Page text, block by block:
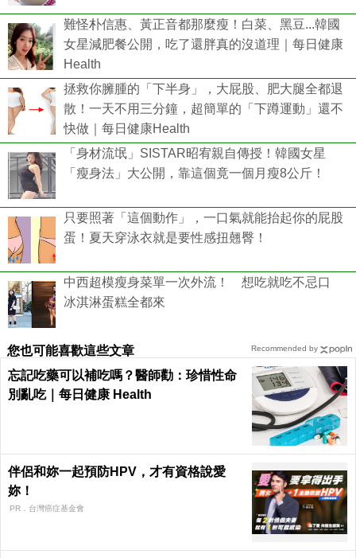
難怪朴信惠、黃正音都那麼瘦！白菜、黑豆...韓國
女星減肥餐公開，吃了還胖真的沒道理｜每日健康
Health
拯救你臃腫的「下半身」，大屁股、肥大腿全都退
散！一天不用三分鐘，超簡單的「下蹲運動」還不
快做｜每日健康Health
「身材流氓」SISTAR昭宥親自傳授！韓國女星
「瘦身法」大公開，靠這個竟一個月瘦8公斤！
只要照著「這個動作」，一口氣就能抬起你的屁股
蛋！夏天穿泳衣就是要性感扭翹臀！
中西超模瘦身菜單一次外流！ 想吃就吃不忌口
冰淇淋蛋糕全都來
您也可能喜歡這些文章
忘記吃藥可以補吃嗎？醫師勸：珍惜性命
別亂吃｜每日健康 Health
伴侶和妳一起預防HPV，才有資格說愛
妳！
PR．台灣癌症基金會
Recommended by